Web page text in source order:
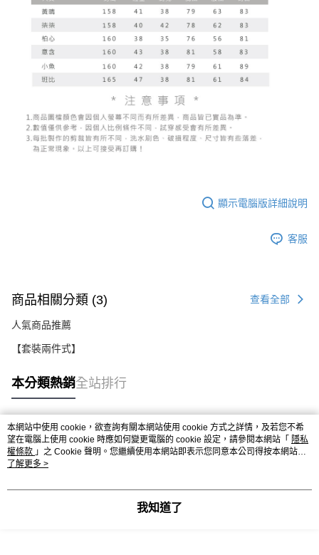
顯示電腦版詳細說明
客服
商品相關分類 (3) 查看全部
人氣商品推薦
【套裝兩件式】
本分類熱銷全站排行
熱門標籤
本網站中使用 cookie，欲查詢有關本網站使用 cookie 方式之詳情，及若您不希
望在電腦上使用 cookie 時應如何變更電腦的 cookie 設定，請參閱本網站「 隱私
權條款 」之 Cookie 聲明。您繼續使用本網站即表示您同意本公司得按本網站使
用條款之 Cookie 聲明使用 cookie。
了解更多 >
我知道了